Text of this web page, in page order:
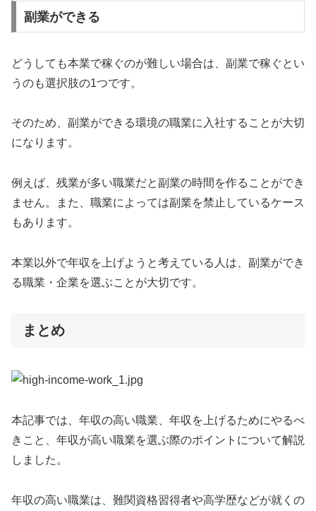
副業ができる
どうしても本業で稼ぐのが難しい場合は、副業で稼ぐとい
うのも選択肢の1つです。
そのため、副業ができる環境の職業に入社することが大切
になります。
例えば、残業が多い職業だと副業の時間を作ることができ
ません。また、職業によっては副業を禁止しているケース
もあります。
本業以外で年収を上げようと考えている人は、副業ができ
る職業・企業を選ぶことが大切です。
まとめ
本記事では、年収の高い職業、年収を上げるためにやるべ
きこと、年収が高い職業を選ぶ際のポイントについて解説
しました。
年収の高い職業は、難関資格習得者や高学歴などが就くの